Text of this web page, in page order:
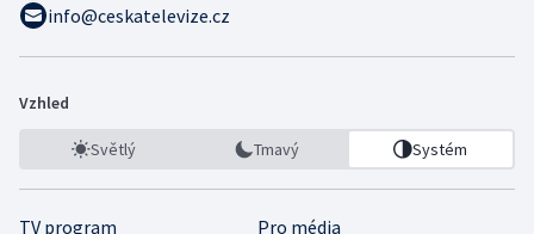
info@ceskatelevize.cz
Vzhled
Světlý Tmavý Systém
TV program Pro média